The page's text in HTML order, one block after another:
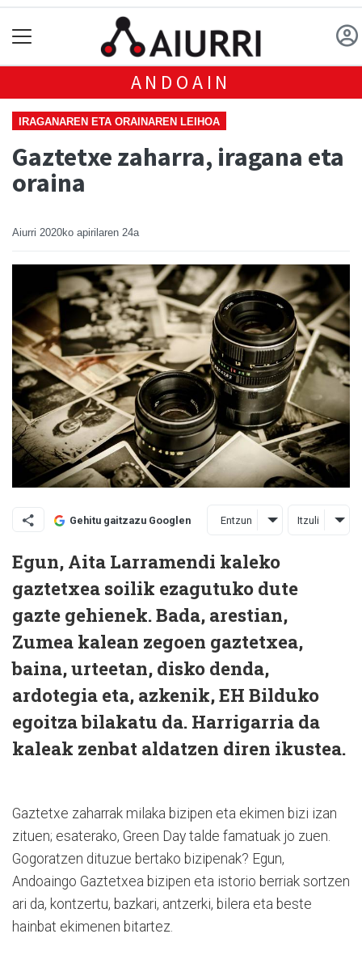
ANDOAIN
IRAGANAREN ETA ORAINAREN LEIHOA
Gaztetxe zaharra, iragana eta
oraina
Aiurri 2020ko apirilaren 24a
Gehitu gaitzazu Googlen Entzun Itzuli
Egun, Aita Larramendi kaleko
gaztetxea soilik ezagutuko dute
gazte gehienek. Bada, arestian,
Zumea kalean zegoen gaztetxea,
baina, urteetan, disko denda,
ardotegia eta, azkenik, EH Bilduko
egoitza bilakatu da. Harrigarria da
kaleak zenbat aldatzen diren ikustea.
Gaztetxe zaharrak milaka bizipen eta ekimen bizi izan
zituen; esaterako, Green Day talde famatuak jo zuen.
Gogoratzen dituzue bertako bizipenak? Egun,
Andoaingo Gaztetxea bizipen eta istorio berriak sortzen
ari da, kontzertu, bazkari, antzerki, bilera eta beste
hainbat ekimenen bitartez.